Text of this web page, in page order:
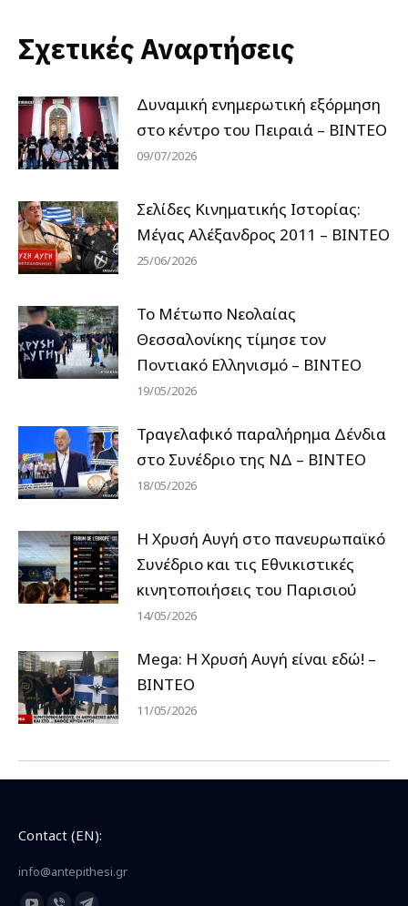
Σχετικές Αναρτήσεις
Δυναμική ενημερωτική εξόρμηση
στο κέντρο του Πειραιά – ΒΙΝΤΕΟ
09/07/2026
Σελίδες Κινηματικής Ιστορίας:
Μέγας Αλέξανδρος 2011 – ΒΙΝΤΕΟ
25/06/2026
Το Μέτωπο Νεολαίας
Θεσσαλονίκης τίμησε τον
Ποντιακό Ελληνισμό – ΒΙΝΤΕΟ
19/05/2026
Τραγελαφικό παραλήρημα Δένδια
στο Συνέδριο της ΝΔ – ΒΙΝΤΕΟ
18/05/2026
Η Χρυσή Αυγή στο πανευρωπαϊκό
Συνέδριο και τις Εθνικιστικές
κινητοποιήσεις του Παρισιού
14/05/2026
Mega: Η Χρυσή Αυγή είναι εδώ! –
ΒΙΝΤΕΟ
11/05/2026
Contact (EN):
info@antepithesi.gr
Find us on: